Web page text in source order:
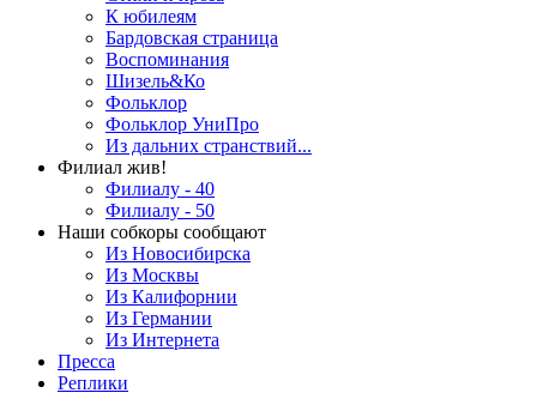
К юбилеям
Бардовская страница
Воспоминания
Шизель&Ко
Фольклор
Фольклор УниПро
Из дальних странствий...
Филиал жив!
Филиалу - 40
Филиалу - 50
Наши собкоры сообщают
Из Новосибирска
Из Москвы
Из Калифорнии
Из Германии
Из Интернета
Пресса
Реплики